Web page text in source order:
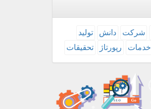
شركت دانش
تولید
خدمات رپورتاژ تحقیقات